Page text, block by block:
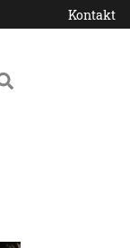
Kontakt